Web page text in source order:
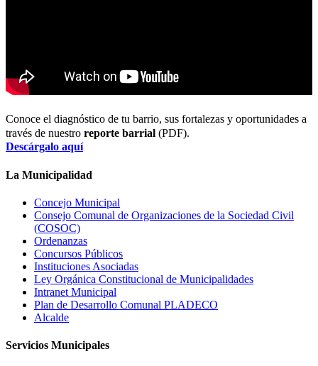
Conoce el diagnóstico de tu barrio, sus fortalezas y oportunidades a
través de nuestro reporte barrial (PDF).
Descárgalo aquí
La Municipalidad
Concejo Municipal
Consejo Comunal de Organizaciones de la Sociedad Civil
(COSOC)
Ordenanzas
Concursos Públicos
Instituciones Asociadas
Ley Orgánica Constitucional de Municipalidades
Intranet Municipal
Plan de Desarrollo Comunal PLADECO
Alcalde
Servicios Municipales